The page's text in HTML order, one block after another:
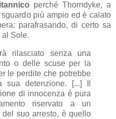
perché Thorndyke, a
più ampio ed è calato
parafrasando, di certo sa
al Sole.
rilasciato senza una
o delle scuse per la
le perdite che potrebbe
detenzione. [...] Il
di innocenza è pura
riservato a un
suo arresto, è quello